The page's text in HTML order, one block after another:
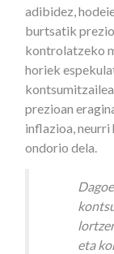
adibidez,
burtsatik
kontrolatzeko
horiek
prezioan
inflazioa, neurri
ondorio dela.
eta